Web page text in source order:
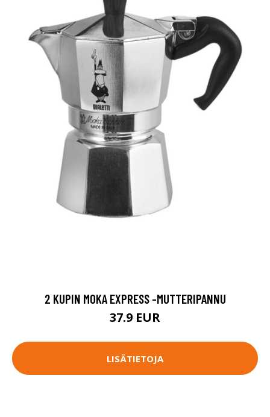
2 KUPIN MOKA EXPRESS -MUTTERIPANNU
37.9 EUR
LISÄTIETOJA